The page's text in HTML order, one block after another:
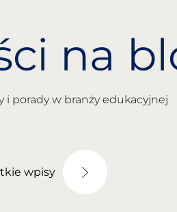
na
i porady w branży edukacyjnej
wpisy